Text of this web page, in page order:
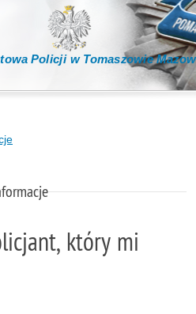
Policji w Tomaszowie
który mi